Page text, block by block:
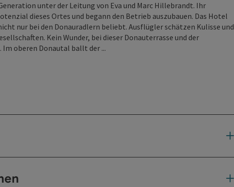
unter der Leitung von Eva und Marc Hillebrandt. Ihr
dieses Ortes und begann den Betrieb auszubauen. Das Hotel
nur bei den Donauradlern beliebt. Ausflügler schätzen Kulisse und
Kein Wunder, bei dieser Donauterrasse und der
oberen Donautal ballt der ...